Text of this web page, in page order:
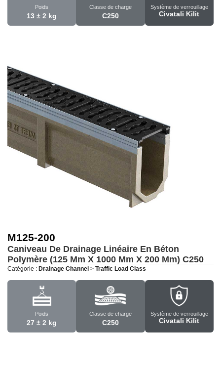
Poids
13 ± 2 kg
Classe de charge
C250
Système de verrouillage
Civatali Kilit
M125-200
Caniveau De Drainage Linéaire En Béton
Polymère (125 Mm X 1000 Mm X 200 Mm) C250
Catégorie : Drainage Channel > Traffic Load Class
Poids
27 ± 2 kg
Classe de charge
C250
Système de verrouillage
Civatali Kilit